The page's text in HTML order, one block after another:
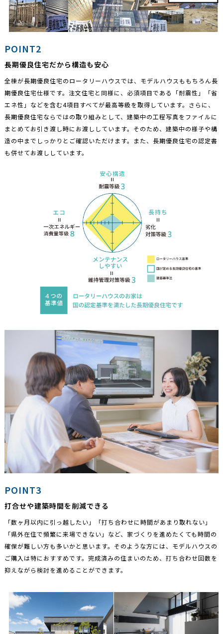
POINT2
長期優良住宅だから構造も安心
全棟が長期優良住宅のロータリーハウスでは、モデルハウスももちろん長
期優良住宅仕様です。注文住宅と同様に、必須項目である「耐震性」「省
エネ性」などを含む4項目すべてが最高等級を取得しています。さらに、
長期優良住宅ならではの取り組みとして、建築中の工程写真をファイルに
まとめてお引き渡し時にお渡ししています。そのため、建築中の様子や構
造の中までしっかりとご確認いただけます。また、長期優良住宅の認定書
も併せてお渡ししています。
POINT3
打合せや建築時間を削減できる
「数ヶ月以内に引っ越したい」「打ち合わせに時間があまり取れない」
「県外在住で頻繁に来場できない」など、家づくりを進めたくても時間の
確保が難しい方も多いかと思います。そのような方には、モデルハウスの
ご購入は特におすすめです。完成済みの住まいのため、打ち合わせ回数を
抑えながら検討を進めることができます。